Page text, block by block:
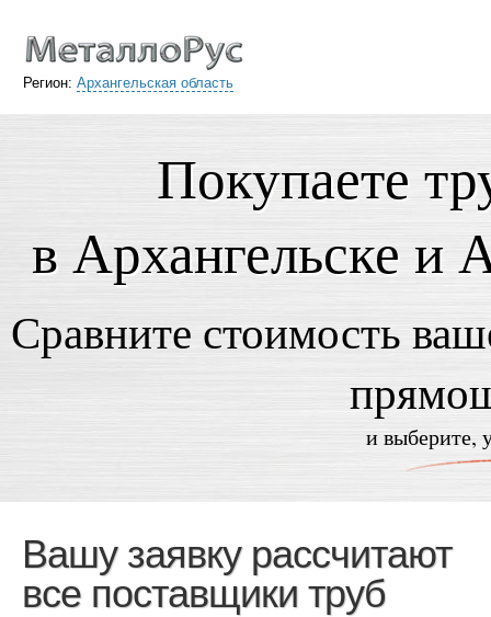
Регион: Архангельская область
Покупаете
в Архангельске и
Сравните стоимость
и выберите,
Вашу заявку рассчитают
все поставщики труб